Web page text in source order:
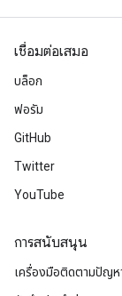
เชื่อมต่อเสมอ
บล็อก
ฟอรัม
GitHub
Twitter
YouTube
การสนับสนุน
เครื่องมือติดตามปัญห